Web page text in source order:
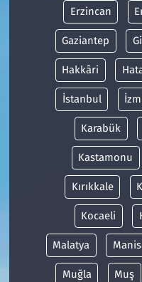
Erzincan
Gaziantep
Hakkâri
İstanbul
Karabük
Kastamonu
Kırıkkale
Kocaeli
Malatya
Muğla Muş